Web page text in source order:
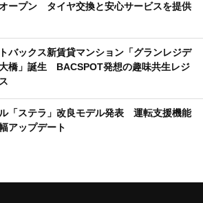
ープン タイヤ交換と安心サービスを提供
バックス新賃貸マンション「グランレジデ
橋」誕生 BACSPOT発想の趣味共生レジ
「ステラ」改良モデル発表 運転支援機能
アップデート